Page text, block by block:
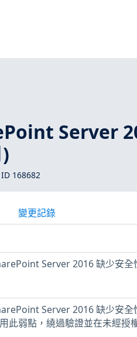
Server
168682
變更記錄
Server 2016 缺少安全
Server 2016 缺少安全
此弱點，繞過驗證並在未經授